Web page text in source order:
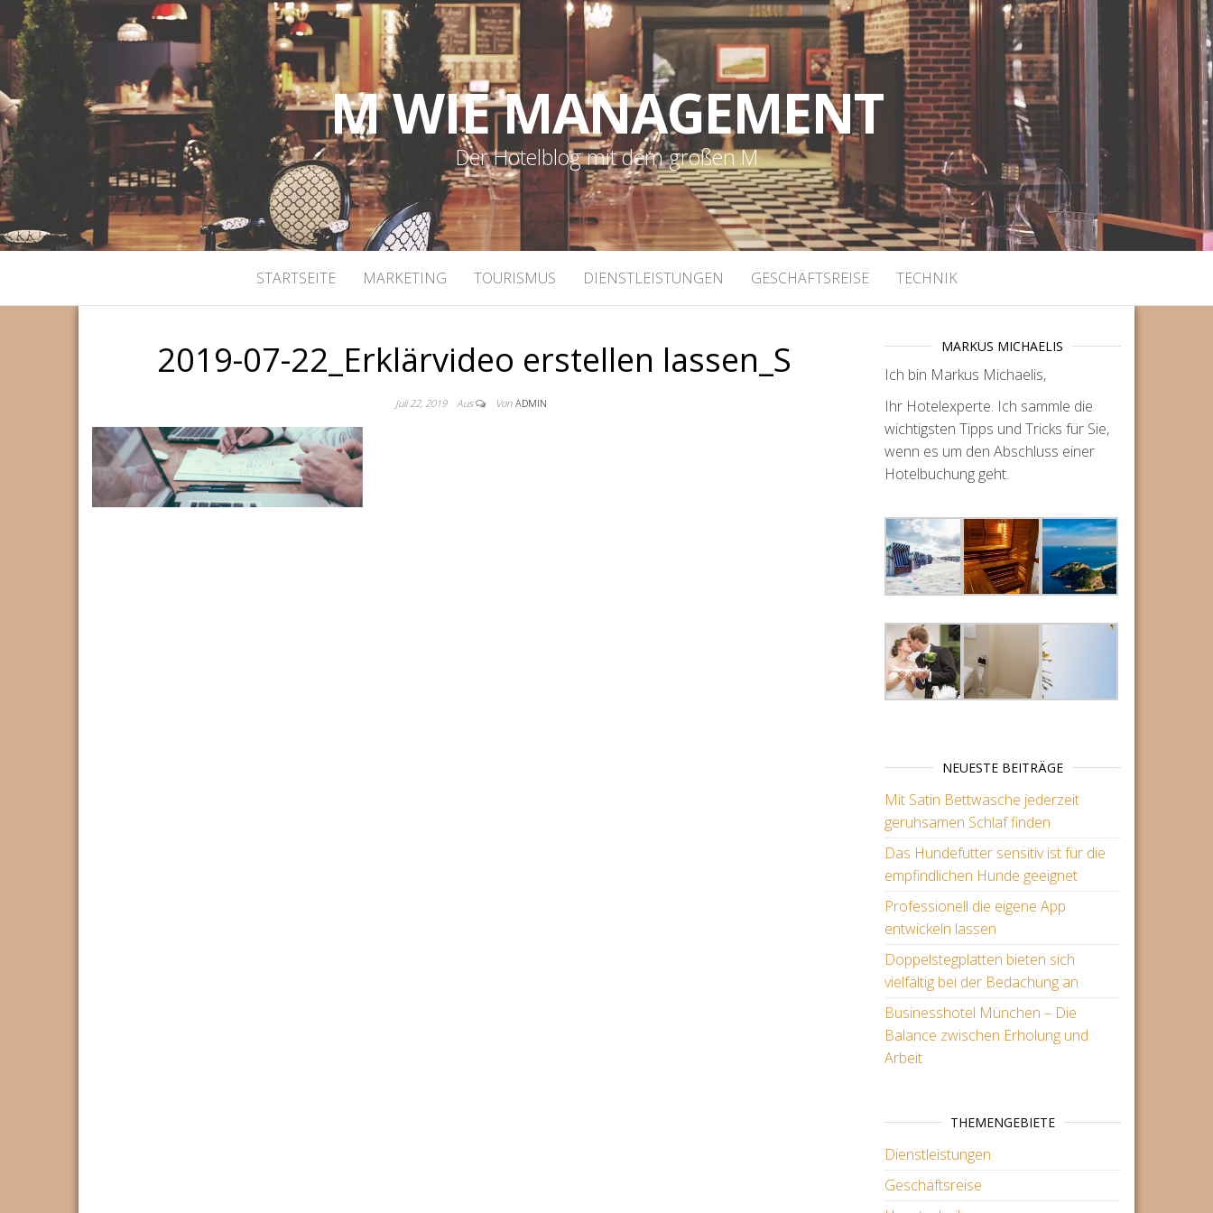
M WIE MANAGEMENT
Der Hotelblog mit dem großen M
STARTSEITE MARKETING TOURISMUS DIENSTLEISTUNGEN GESCHÄFTSREISE TECHNIK
2019-07-22_Erklärvideo erstellen lassen_S
Juli 22, 2019 Aus Von ADMIN
MARKUS MICHAELIS
Ich bin Markus Michaelis,
Ihr Hotelexperte. Ich sammle die
wichtigsten Tipps und Tricks für Sie,
wenn es um den Abschluss einer
Hotelbuchung geht.
NEUESTE BEITRÄGE
Mit Satin Bettwäsche jederzeit
geruhsamen Schlaf finden
Das Hundefutter sensitiv ist für die
empfindlichen Hunde geeignet
Professionell die eigene App
entwickeln lassen
Doppelstegplatten bieten sich
vielfältig bei der Bedachung an
Businesshotel München – Die
Balance zwischen Erholung und
Arbeit
THEMENGEBIETE
Dienstleistungen
Geschäftsreise